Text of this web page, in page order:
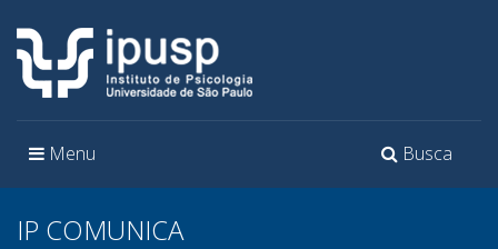
Toggle
Busca
Toggle
Menu
IP COMUNICA